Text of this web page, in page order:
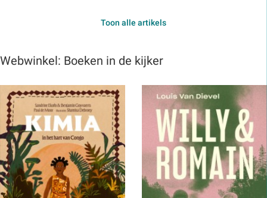
Toon alle artikels
Webwinkel: Boeken in de kijker